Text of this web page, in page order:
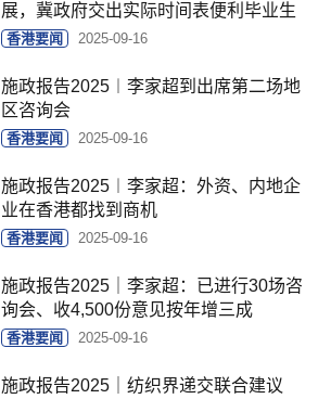
展，冀政府交出实际时间表便利毕业生
香港要闻 2025-09-16
施政报告2025︱李家超到出席第二场地
区咨询会
香港要闻 2025-09-16
施政报告2025︱李家超：外资、内地企
业在香港都找到商机
香港要闻 2025-09-16
施政报告2025｜李家超：已进行30场咨
询会、收4,500份意见按年增三成
香港要闻 2025-09-16
施政报告2025｜纺织界递交联合建议